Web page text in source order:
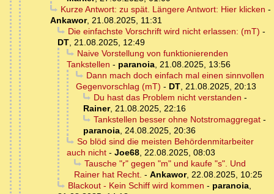
Kurze Antwort: zu spät. Längere Antwort: Hier klicken -
Ankawor, 21.08.2025, 11:31
Die einfachste Vorschrift wird nicht erlassen: (mT) -
DT, 21.08.2025, 12:49
Naive Vorstellung von funktionierenden
Tankstellen - paranoia, 21.08.2025, 13:56
Dann mach doch einfach mal einen sinnvollen
Gegenvorschlag (mT) - DT, 21.08.2025, 20:13
Du hast das Problem nicht verstanden -
Rainer, 21.08.2025, 22:16
Tankstellen besser ohne Notstromaggregat-
paranoia, 24.08.2025, 20:36
So blöd sind die meisten Behördenmitarbeiter
auch nicht - Joe68, 22.08.2025, 08:03
Tausche "r" gegen "m" und kaufe "s". Und
Rainer hat Recht. - Ankawor, 22.08.2025, 10:25
Blackout - Kein Schiff wird kommen - paranoia,